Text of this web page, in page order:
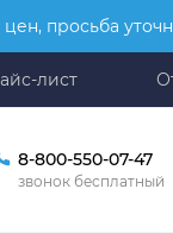
просьба
лист
8-800-550-07-47
звонок бесплатный